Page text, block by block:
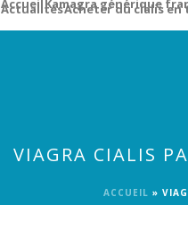
Accueil Kamagra générique
ActualitésAcheter du cialis
VIAGRA CIALIS
ACCUEIL »